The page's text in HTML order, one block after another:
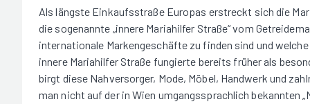
Als längste Einkaufsstraße Europas erstreckt sich die
die sogenannte „innere Mariahilfer Straße“ vom
internationale Markengeschäfte zu finden sind und
innere Mariahilfer Straße fungierte bereits früher als
birgt diese Nahversorger, Mode, Möbel, Handwerk und
man nicht auf der in Wien umgangssprachlich bekannten